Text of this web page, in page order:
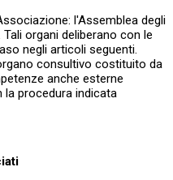
l'Assemblea degli
organi deliberano con le
negli articoli seguenti.
consultivo costituito da
anche esterne
la procedura indicata